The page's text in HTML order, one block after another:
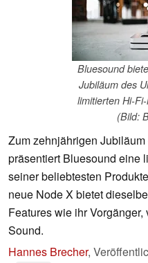
Bluesound
Jubiläum des
limitierten Hi-
(Bild:
Zum zehnjährigen
präsentiert Bluesound eine
seiner beliebtesten
neue Node X bietet
Features wie ihr
Sound.
Hannes Brecher,